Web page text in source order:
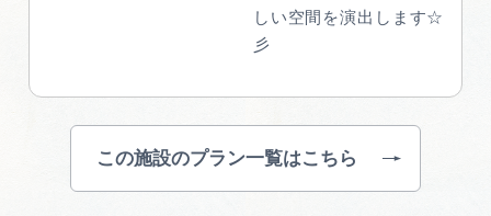
しい空間を演出します☆
彡
この施設のプラン一覧はこちら